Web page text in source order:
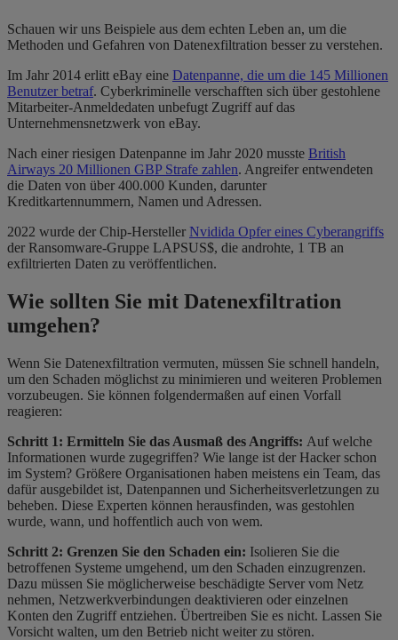
Schauen wir uns Beispiele aus dem echten Leben an, um die
Methoden und Gefahren von Datenexfiltration besser zu verstehen.
Im Jahr 2014 erlitt eBay eine Datenpanne, die um die 145 Millionen
Benutzer betraf. Cyberkriminelle verschafften sich über gestohlene
Mitarbeiter-Anmeldedaten unbefugt Zugriff auf das
Unternehmensnetzwerk von eBay.
Nach einer riesigen Datenpanne im Jahr 2020 musste British
Airways 20 Millionen GBP Strafe zahlen. Angreifer entwendeten
die Daten von über 400.000 Kunden, darunter
Kreditkartennummern, Namen und Adressen.
2022 wurde der Chip-Hersteller Nvidida Opfer eines Cyberangriffs
der Ransomware-Gruppe LAPSUS$, die androhte, 1 TB an
exfiltrierten Daten zu veröffentlichen.
Wie sollten Sie mit Datenexfiltration
umgehen?
Wenn Sie Datenexfiltration vermuten, müssen Sie schnell handeln,
um den Schaden möglichst zu minimieren und weiteren Problemen
vorzubeugen. Sie können folgendermaßen auf einen Vorfall
reagieren:
Schritt 1: Ermitteln Sie das Ausmaß des Angriffs: Auf welche
Informationen wurde zugegriffen? Wie lange ist der Hacker schon
im System? Größere Organisationen haben meistens ein Team, das
dafür ausgebildet ist, Datenpannen und Sicherheitsverletzungen zu
beheben. Diese Experten können herausfinden, was gestohlen
wurde, wann, und hoffentlich auch von wem.
Schritt 2: Grenzen Sie den Schaden ein: Isolieren Sie die
betroffenen Systeme umgehend, um den Schaden einzugrenzen.
Dazu müssen Sie möglicherweise beschädigte Server vom Netz
nehmen, Netzwerkverbindungen deaktivieren oder einzelnen
Konten den Zugriff entziehen. Übertreiben Sie es nicht. Lassen Sie
Vorsicht walten, um den Betrieb nicht weiter zu stören.